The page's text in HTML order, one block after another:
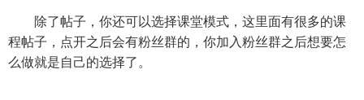
除了帖子，你还可以选择课堂模式，这里面有很多的课
程帖子，点开之后会有粉丝群的，你加入粉丝群之后想要怎
么做就是自己的选择了。